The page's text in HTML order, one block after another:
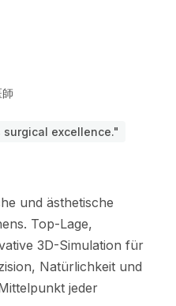
excellence."
und ästhetische
Top-Lage,
3D-Simulation für
Natürlichkeit und
jeder